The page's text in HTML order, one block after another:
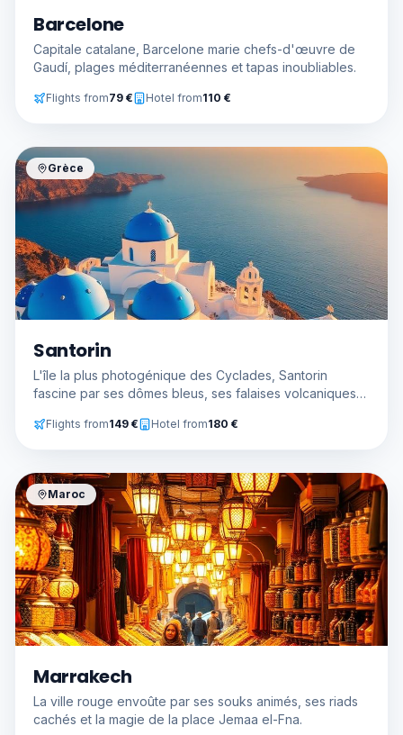
Barcelone
Capitale catalane, Barcelone marie chefs-d'œuvre de
Gaudí, plages méditerranéennes et tapas inoubliables.
Flights from79 € Hotel from110 €
Grèce
Santorin
L'île la plus photogénique des Cyclades, Santorin
fascine par ses dômes bleus, ses falaises volcaniques
Flights from149 € Hotel from180 €
Maroc
Marrakech
La ville rouge envoûte par ses souks animés, ses riads
cachés et la magie de la place Jemaa el-Fna.